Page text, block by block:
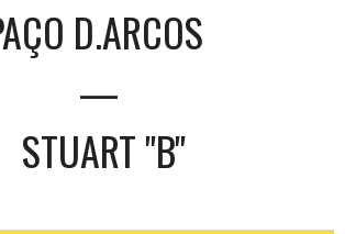
D.ARCOS
—
STUART "B"